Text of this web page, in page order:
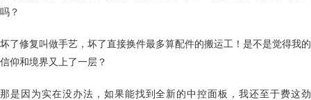
吗？
坏了修复叫做手艺，坏了直接换件最多算配件的搬运工！是不是觉得我的
信仰和境界又上了一层？
那是因为实在没办法，如果能找到全新的中控面板，我还至于费这劲